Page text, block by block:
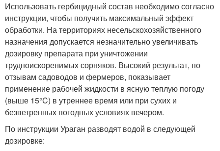
Использовать гербицидный состав необходимо согласно
инструкции, чтобы получить максимальный эффект
обработки. На территориях несельскохозяйственного
назначения допускается незначительно увеличивать
дозировку препарата при уничтожении
трудноискоренимых сорняков. Высокий результат, по
отзывам садоводов и фермеров, показывает
применение рабочей жидкости в ясную теплую погоду
(выше 15°C) в утреннее время или при сухих и
безветренных погодных условиях вечером.
По инструкции Ураган разводят водой в следующей
дозировке: